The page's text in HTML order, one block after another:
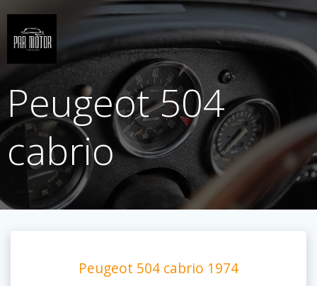
Saltar
al
contenido
Peugeot 504
cabrio
Peugeot 504 cabrio 1974